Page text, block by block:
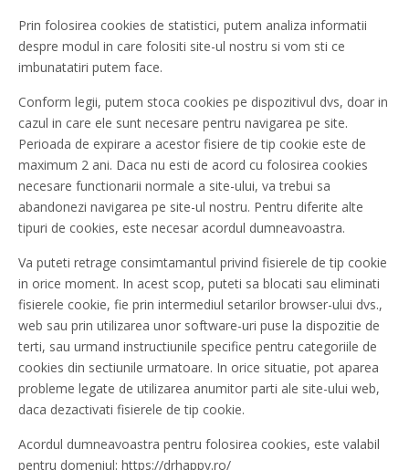
Prin folosirea cookies de statistici, putem analiza informatii
despre modul in care folositi site-ul nostru si vom sti ce
imbunatatiri putem face.
Conform legii, putem stoca cookies pe dispozitivul dvs, doar in
cazul in care ele sunt necesare pentru navigarea pe site.
Perioada de expirare a acestor fisiere de tip cookie este de
maximum 2 ani. Daca nu esti de acord cu folosirea cookies
necesare functionarii normale a site-ului, va trebui sa
abandonezi navigarea pe site-ul nostru. Pentru diferite alte
tipuri de cookies, este necesar acordul dumneavoastra.
Va puteti retrage consimtamantul privind fisierele de tip cookie
in orice moment. In acest scop, puteti sa blocati sau eliminati
fisierele cookie, fie prin intermediul setarilor browser-ului dvs.,
web sau prin utilizarea unor software-uri puse la dispozitie de
terti, sau urmand instructiunile specifice pentru categoriile de
cookies din sectiunile urmatoare. In orice situatie, pot aparea
probleme legate de utilizarea anumitor parti ale site-ului web,
daca dezactivati fisierele de tip cookie.
Acordul dumneavoastra pentru folosirea cookies, este valabil
pentru domeniul: https://drhappy.ro/